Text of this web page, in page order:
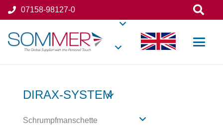
07158-98127-0
DIRAX-SYSTEM
Schrumpf­man­schette